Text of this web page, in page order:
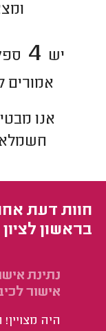
יש 4
אמורים
אנו
חוות דעת
בראשון לציון
נתינת
אישור
היה